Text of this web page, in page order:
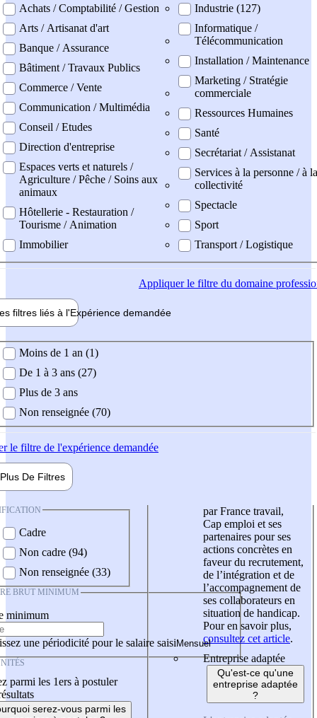
professionel
Achats / Comptabilité / Gestion
Arts / Artisanat d'art
Banque / Assurance
Bâtiment / Travaux Publics
Commerce / Vente
Communication / Multimédia
Conseil / Etudes
Direction d'entreprise
Espaces verts et naturels /
Agriculture / Pêche / Soins aux
animaux
Hôtellerie - Restauration /
Tourisme / Animation
Immobilier
Industrie (127)
Informatique /
Télécommunication
Installation / Maintenance
Marketing / Stratégie
commerciale
Ressources Humaines
Santé
Secrétariat / Assistanat
Services à la personne / à la
collectivité
Spectacle
Sport
Transport / Logistique
Appliquerle filtre du domaine
filtres liés à l'Expérience demandée
demandée
Moins de 1 an (1)
De 1 à 3 ans (27)
Plus de 3 ans
Non renseignée (70)
le filtre de l'expérience demandée
Plus De Filtres
Cadre
Non cadre (94)
Non renseignée (33)
BRUT MINIMUM
minimum
une périodicité pour le salaire saisi
parmi les 1ers à postuler
serez-vous parmi les
par France travail,
Cap emploi et ses
partenaires pour ses
actions concrètes en
faveur du recrutement,
de l’intégration et de
l’accompagnement de
ses collaborateurs en
situation de handicap.
Pour en savoir plus,
consultez cet article.
Entreprise adaptée
Qu'est-ce qu'une
entreprise adaptée
?